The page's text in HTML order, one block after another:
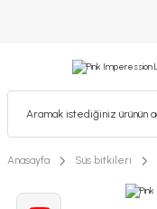
Anasayfa Süs bitkileri